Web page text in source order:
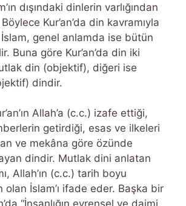
dışındaki dinlerin varlığından
Kur’an’da din kavramıyla
genel anlamda ise bütün
Buna göre Kur’an’da din iki
din (objektif), diğeri ise
dindir.
Allah’a (c.c.) izafe ettiği,
getirdiği, esas ve ilkeleri
ve mekâna göre özünde
dindir. Mutlak dini anlatan
Allah’ın (c.c.) tarih boyu
İslam’ı ifade eder. Başka bir
“İnsanlığın evrensel ve daimi